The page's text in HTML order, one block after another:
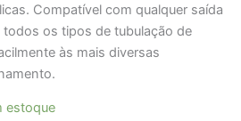
Compatível com qualquer saída
todos os tipos de tubulação de
às mais diversas
estoque